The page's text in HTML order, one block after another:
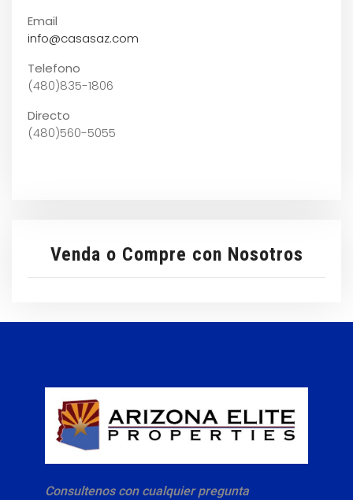
Email
info@casasaz.com
Telefono
(480)835-1806
Directo
(480)560-5055
Venda o Compre con Nosotros
Consultenos con cualquier pregunta